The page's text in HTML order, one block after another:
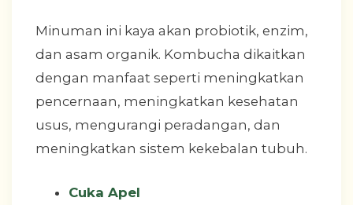
Minuman ini kaya akan probiotik, enzim,
dan asam organik. Kombucha dikaitkan
dengan manfaat seperti meningkatkan
pencernaan, meningkatkan kesehatan
usus, mengurangi peradangan, dan
meningkatkan sistem kekebalan tubuh.
Cuka Apel